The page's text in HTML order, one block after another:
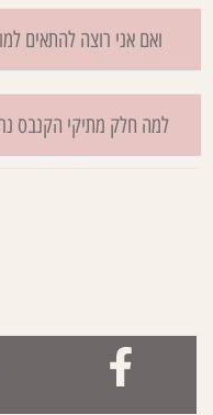
ואם אני רוצה להתאים
למה חלק מתיקי הקנבס